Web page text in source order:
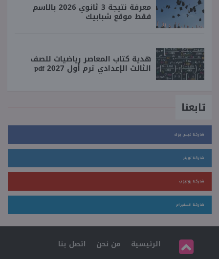
معرفة نتيجة 3 ثانوي 2026 بالاسم
فقط موقع شبابيك
هدية كتاب المعاصر رياضيات للصف
الثالث الإعدادي ترم أول 2027 pdf
تابعنا
شاركنا فيس بوك
شاركنا تويتر
شاركنا يوتيوب
شاركنا انستجرام
الرئيسية من نحن
اتصل بنا